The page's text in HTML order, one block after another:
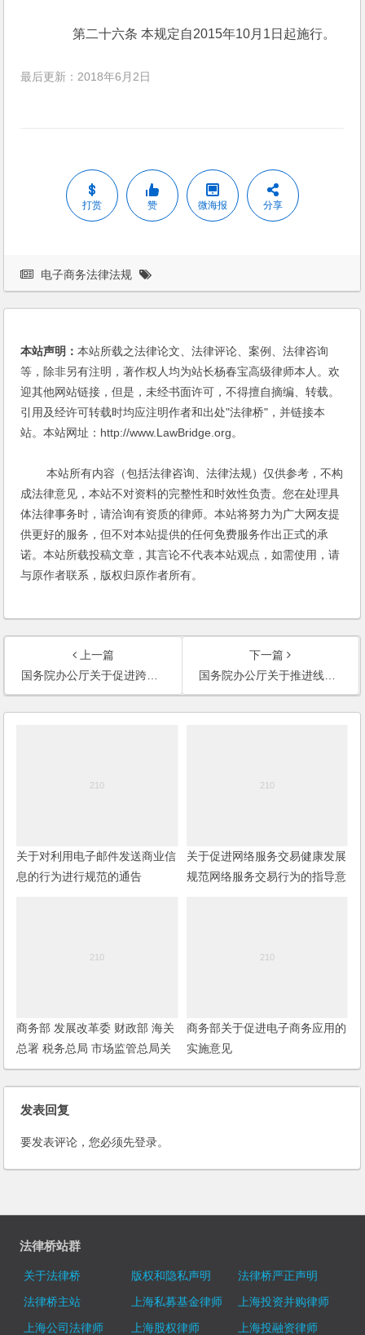
第二十六条 本规定自2015年10月1日起施行。
最后更新：2018年6月2日
打赏 赞 微海报 分享
电子商务法律法规
本站声明：本站所载之法律论文、法律评论、案例、法律咨询
等，除非另有注明，著作权人均为站长杨春宝高级律师本人。欢
迎其他网站链接，但是，未经书面许可，不得擅自摘编、转载。
引用及经许可转载时均应注明作者和出处"法律桥"，并链接本
站。本站网址：http://www.LawBridge.org。
本站所有内容（包括法律咨询、法律法规）仅供参考，不构
成法律意见，本站不对资料的完整性和时效性负责。您在处理具
体法律事务时，请洽询有资质的律师。本站将努力为广大网友提
供更好的服务，但不对本站提供的任何免费服务作出正式的承
诺。本站所载投稿文章，其言论不代表本站观点，如需使用，请
与原作者联系，版权归原作者所有。
上一篇
国务院办公厅关于促进跨境电子商务健康快速发展的指导意见
下一篇
国务院办公厅关于推进线上线下互动加快商贸流通创新发展转型升级的意见
关于对利用电子邮件发送商业信
息的行为进行规范的通告
关于促进网络服务交易健康发展
规范网络服务交易行为的指导意
商务部 发展改革委 财政部 海关
总署 税务总局 市场监管总局关
于完善跨境电子商务零售进口监
管有关工作的通知
商务部关于促进电子商务应用的
实施意见
发表回复
要发表评论，您必须先登录。
法律桥站群
关于法律桥 版权和隐私声明
法律桥严正声明
法律桥主站
上海私募基金律师
上海投资并购律师
上海公司法律师
上海股权律师
上海投融资律师